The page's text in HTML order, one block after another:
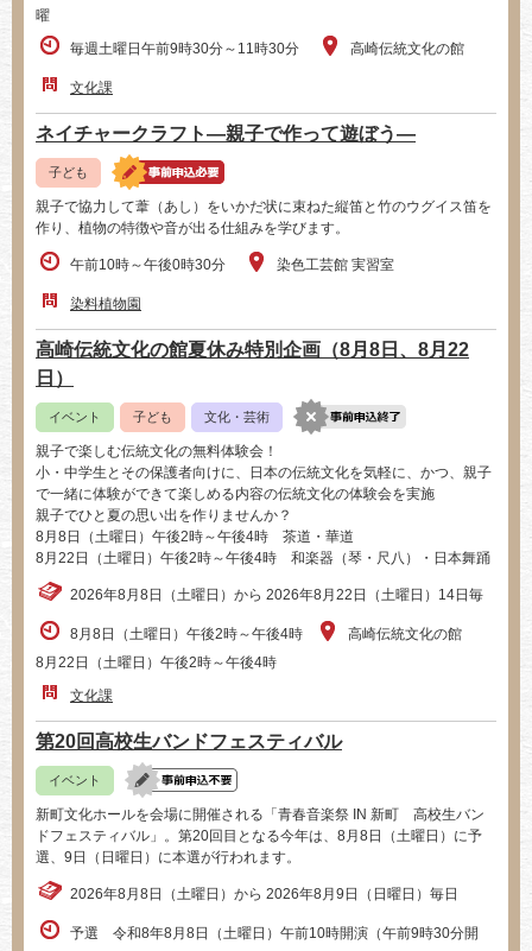
曜
毎週土曜日午前9時30分～11時30分
高崎伝統文化の館
文化課
ネイチャークラフト―親子で作って遊ぼう―
子ども
親子で協力して葦（あし）をいかだ状に束ねた縦笛と竹のウグイス笛を
作り、植物の特徴や音が出る仕組みを学びます。
午前10時～午後0時30分 染色工芸館 実習室
染料植物園
高崎伝統文化の館夏休み特別企画（8月8日、8月22
日）
イベント 子ども 文化・芸術
親子で楽しむ伝統文化の無料体験会！
小・中学生とその保護者向けに、日本の伝統文化を気軽に、かつ、親子
で一緒に体験ができて楽しめる内容の伝統文化の体験会を実施
親子でひと夏の思い出を作りませんか？
8月8日（土曜日）午後2時～午後4時 茶道・華道
8月22日（土曜日）午後2時～午後4時 和楽器（琴・尺八）・日本舞踊
2026年8月8日（土曜日）から 2026年8月22日（土曜日）14日毎
8月8日（土曜日）午後2時～午後4時
8月22日（土曜日）午後2時～午後4時
高崎伝統文化の館
文化課
第20回高校生バンドフェスティバル
イベント
新町文化ホールを会場に開催される「青春音楽祭 IN 新町 高校生バン
ドフェスティバル」。第20回目となる今年は、8月8日（土曜日）に予
選、9日（日曜日）に本選が行われます。
2026年8月8日（土曜日）から 2026年8月9日（日曜日）毎日
予選 令和8年8月8日（土曜日）午前10時開演（午前9時30分開